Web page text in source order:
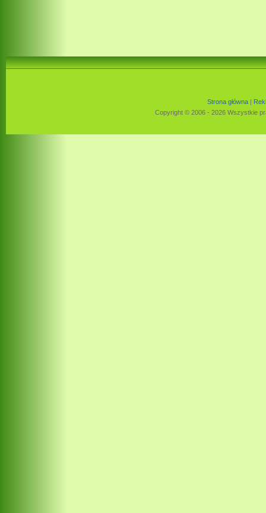
Strona główna|
Copyright © 2006 - 2026 Wszystkie